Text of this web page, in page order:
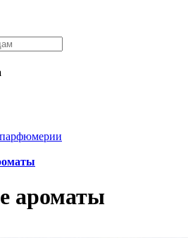
ароматы